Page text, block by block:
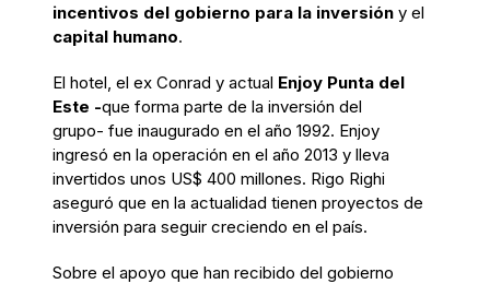
incentivos del gobierno para la inversión y el
capital humano.
El hotel, el ex Conrad y actual Enjoy Punta del
Este -que forma parte de la inversión del
grupo- fue inaugurado en el año 1992. Enjoy
ingresó en la operación en el año 2013 y lleva
invertidos unos US$ 400 millones. Rigo Righi
aseguró que en la actualidad tienen proyectos de
inversión para seguir creciendo en el país.
Sobre el apoyo que han recibido del gobierno